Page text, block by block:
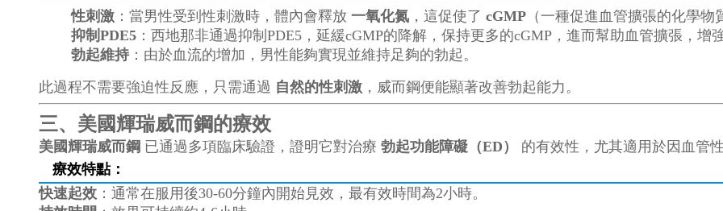
性刺激 ：當男性受到性刺激時，體內會釋放 一氧化氮 ，這促使了 cGMP （一種促進血管擴張的化學物
抑制PDE5 ：西地那非通過抑制PDE5，延緩cGMP的降解，保持更多的cGMP，進而幫助血管擴張，增
勃起維持：由於血流的增加，男性能夠實現並維持足夠的勃起。
此過程不需要強迫性反應，只需通過 自然的性刺激 ，威而鋼便能顯著改善勃起能力。
三、美國輝瑞威而鋼的療效
美國輝瑞威而鋼 已通過多項臨床驗證，證明它對治療 勃起功能障礙（ED）
的有效性，尤其適用於因血管
療效特點：
快速起效 ：通常在服用後30-60分鐘內開始見效，最有效時間為2小時。